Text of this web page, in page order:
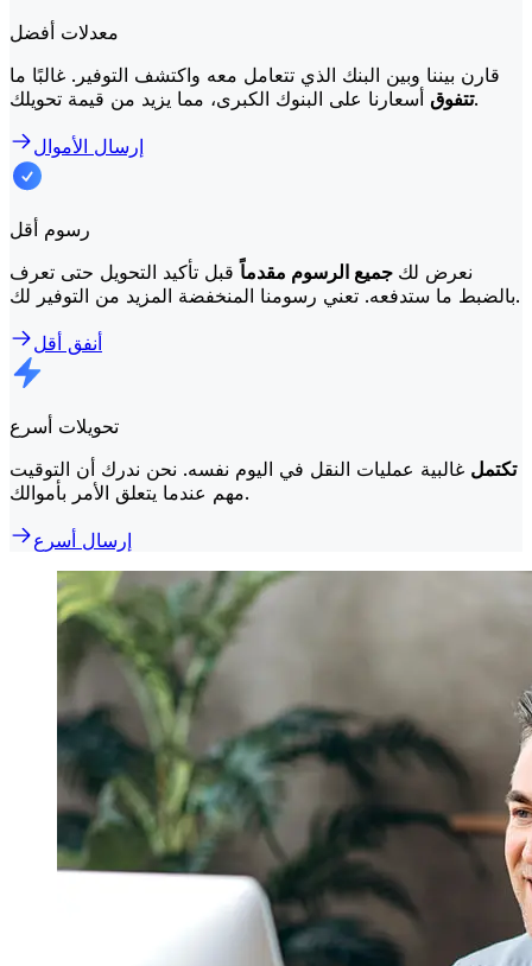
معدلات أفضل
قارن بيننا وبين البنك الذي تتعامل معه واكتشف التوفير. غالبًا ما
تتفوقأسعارنا على البنوك الكبرى، مما يزيد من قيمة تحويلك.
إرسال الأموال
رسوم أقل
نعرض لك جميع الرسوم مقدماًقبل تأكيد التحويل حتى تعرف
بالضبط ما ستدفعه. تعني رسومنا المنخفضة المزيد من التوفير لك.
أنفق أقل
تحويلات أسرع
تكتمل غالبية عمليات النقل في اليوم نفسه. نحن ندرك أن التوقيت
مهم عندما يتعلق الأمر بأموالك.
إرسال أسرع